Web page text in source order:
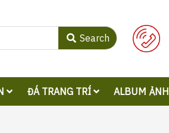
Search
ĐÁ TRANG TRÍ ALBUM ẢNH